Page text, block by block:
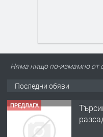
Няма нищо по-измамно от
Последни обяви
ПРЕДЛАГА